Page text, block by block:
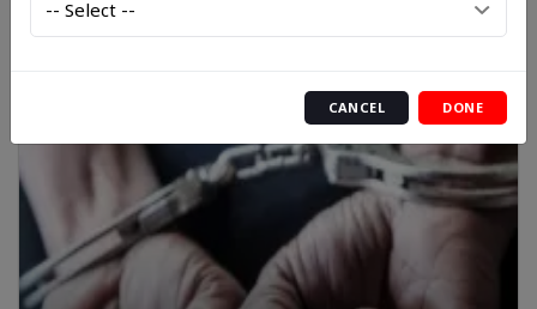
विश्रामबाग पुलिस थाना क्षेत्र में चोरी हुए लगभग 20 मोबाइल फोन
बरामद किए
CANCEL DONE